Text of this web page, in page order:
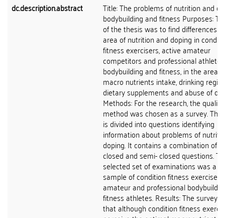
dc.description.abstract
Title: The problems of nutrition and
bodybuilding and fitness Purposes:
of the thesis was to find differences
area of nutrition and doping in
fitness exercisers, active amateur
competitors and professional
bodybuilding and fitness, in the area
macro nutrients intake, drinking
dietary supplements and abuse of
Methods: For the research, the
method was chosen as a survey. The
is divided into questions identifying
information about problems of
doping. It contains a combination of
closed and semi- closed questions.
selected set of examinations was a
sample of condition fitness exercisers,
amateur and professional
fitness athletes. Results: The survey
that although condition fitness